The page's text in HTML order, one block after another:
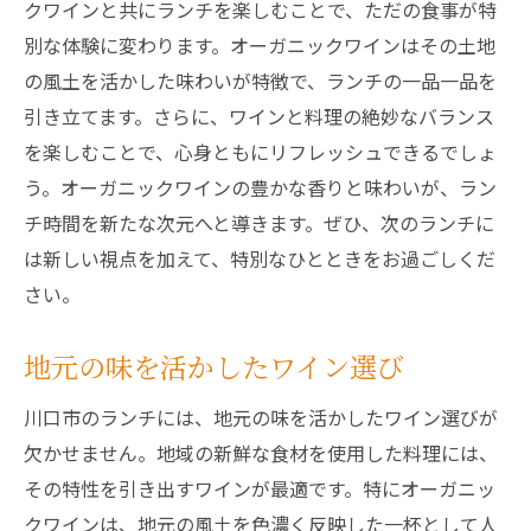
クワインと共にランチを楽しむことで、ただの食事が特
別な体験に変わります。オーガニックワインはその土地
の風土を活かした味わいが特徴で、ランチの一品一品を
引き立てます。さらに、ワインと料理の絶妙なバランス
を楽しむことで、心身ともにリフレッシュできるでしょ
う。オーガニックワインの豊かな香りと味わいが、ラン
チ時間を新たな次元へと導きます。ぜひ、次のランチに
は新しい視点を加えて、特別なひとときをお過ごしくだ
さい。
地元の味を活かしたワイン選び
川口市のランチには、地元の味を活かしたワイン選びが
欠かせません。地域の新鮮な食材を使用した料理には、
その特性を引き出すワインが最適です。特にオーガニッ
クワインは、地元の風土を色濃く反映した一杯として人